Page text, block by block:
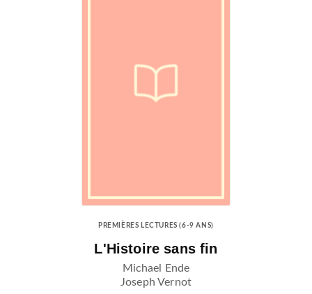
PREMIÈRES LECTURES (6-9 ANS)
L'Histoire sans fin
Michael Ende
Joseph Vernot